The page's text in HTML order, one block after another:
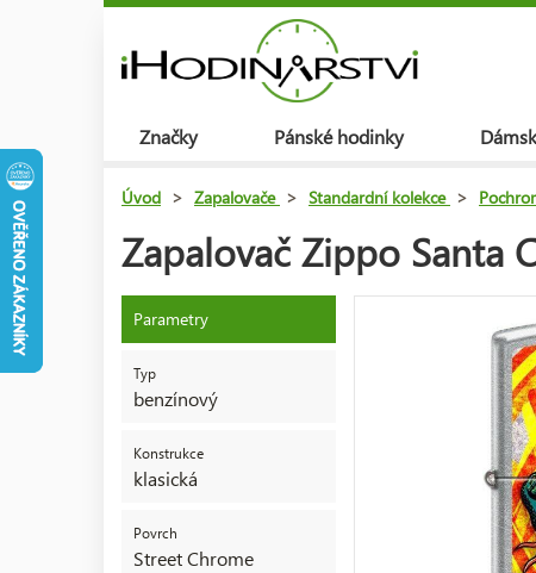
Značky Pánské hodinky
Úvod > Zapalovače > Standardní kolekce >
Zapalovač Zippo Santa
Parametry
Typ
benzínový
Konstrukce
klasická
Povrch
Street Chrome